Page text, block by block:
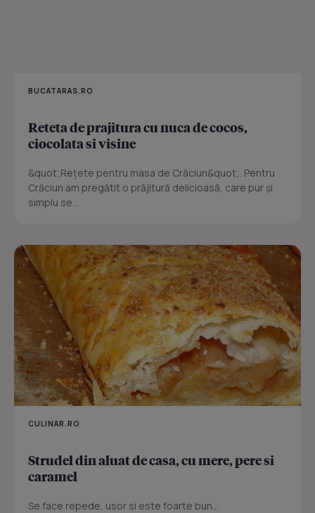
BUCATARAS.RO
Reteta de prajitura cu nuca de cocos,
ciocolata si visine
&quot;Rețete pentru masa de Crăciun&quot;. Pentru
Crăciun am pregătit o prăjitură delicioasă, care pur și
simplu se...
CULINAR.RO
Strudel din aluat de casa, cu mere, pere si
caramel
Se face repede, usor si este foarte bun...